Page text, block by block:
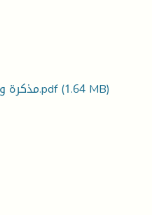
مذكرة واقع الصيرة الاسلامية النهائية 1.pdf(1.64 MB)